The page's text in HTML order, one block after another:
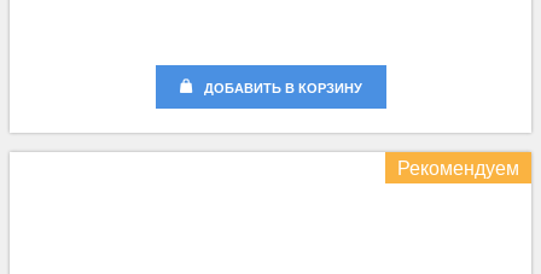
ДОБАВИТЬ В КОРЗИНУ
Рекомендуем